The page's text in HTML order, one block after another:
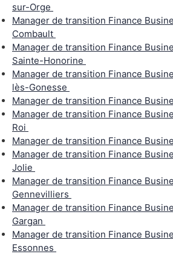
sur-Orge
Manager de transition Finance
Combault
Manager de transition Finance
Sainte-Honorine
Manager de transition Finance
lès-Gonesse
Manager de transition Finance
Manager de transition Finance
Roi
Manager de transition Finance
Manager de transition Finance
Jolie
Manager de transition Finance
Gennevilliers
Manager de transition Finance
Gargan
Manager de transition Finance
Essonnes